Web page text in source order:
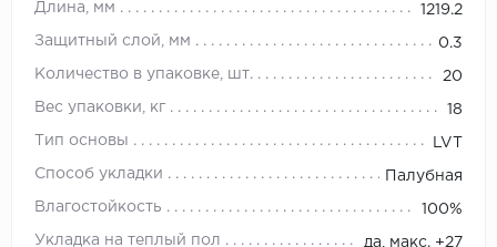
Длина, мм 1219.2
Защитный слой, мм 0.3
Количество в упаковке, шт. 20
Вес упаковки, кг 18
Тип основы LVT
Способ укладки Палубная
Влагостойкость 100%
Укладка на теплый пол да, макс. +27